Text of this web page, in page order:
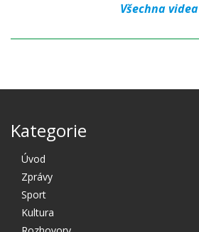
Všechna videa
Kategorie
Úvod
Zprávy
Sport
Kultura